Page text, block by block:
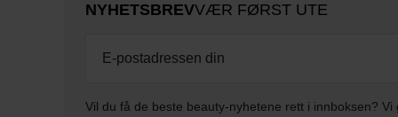
NYHETSBREVVÆR FØRST UTE
Vil du få de beste beauty-nyhetene rett i innboksen? Vi